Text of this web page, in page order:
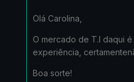
Olá Carolina,
O mercado de T.I daqui
experiência,
Boa sorte!